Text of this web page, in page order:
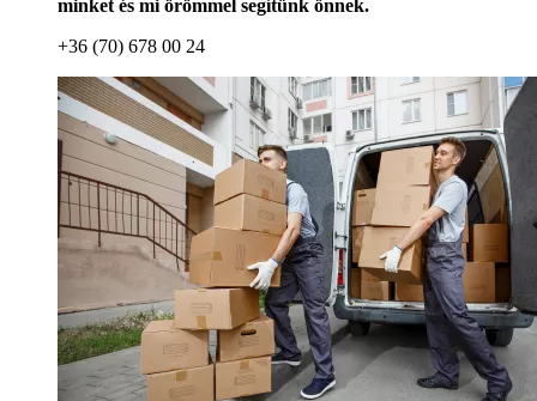
minket és mi örömmel segítünk önnek.
+36 (70) 678 00 24